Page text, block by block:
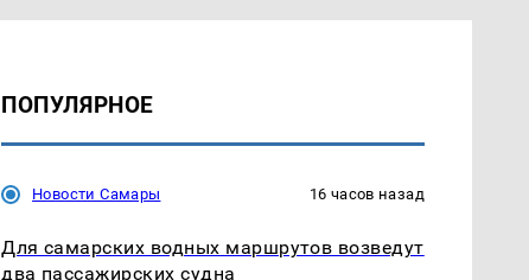
ПОПУЛЯРНОЕ
Новости Самары 16 часов назад
Для самарских водных маршрутов возведут
два пассажирских судна